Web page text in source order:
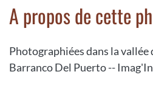
A propos de cette
Photographiées dans la vallée
Barranco Del Puerto --